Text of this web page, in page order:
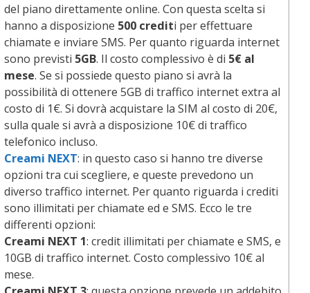
del piano direttamente online. Con questa scelta si
hanno a disposizione 500 crediti per effettuare
chiamate e inviare SMS. Per quanto riguarda internet
sono previsti 5GB. Il costo complessivo è di 5€ al
mese. Se si possiede questo piano si avrà la
possibilità di ottenere 5GB di traffico internet extra al
costo di 1€. Si dovrà acquistare la SIM al costo di 20€,
sulla quale si avrà a disposizione 10€ di traffico
telefonico incluso.
Creami NEXT: in questo caso si hanno tre diverse
opzioni tra cui scegliere, e queste prevedono un
diverso traffico internet. Per quanto riguarda i crediti
sono illimitati per chiamate ed e SMS. Ecco le tre
differenti opzioni:
Creami NEXT 1: credit illimitati per chiamate e SMS, e
10GB di traffico internet. Costo complessivo 10€ al
mese.